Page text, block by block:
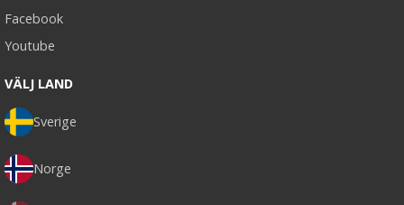
Facebook
Youtube
VÄLJ LAND
Sverige
Norge